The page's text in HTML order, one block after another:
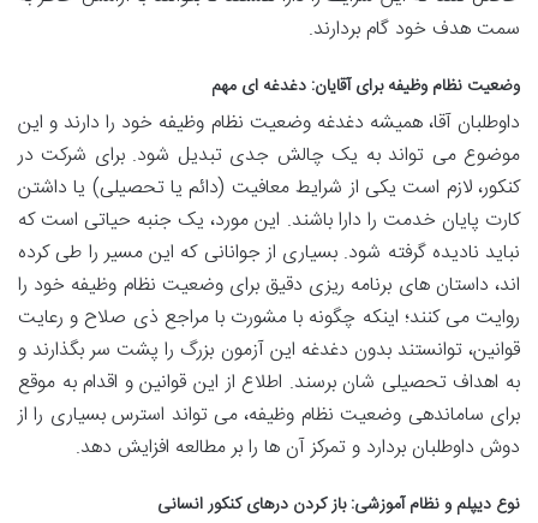
سمت هدف خود گام بردارند.
وضعیت نظام وظیفه برای آقایان: دغدغه ای مهم
داوطلبان آقا، همیشه دغدغه وضعیت نظام وظیفه خود را دارند و این
موضوع می تواند به یک چالش جدی تبدیل شود. برای شرکت در
کنکور، لازم است یکی از شرایط معافیت (دائم یا تحصیلی) یا داشتن
کارت پایان خدمت را دارا باشند. این مورد، یک جنبه حیاتی است که
نباید نادیده گرفته شود. بسیاری از جوانانی که این مسیر را طی کرده
اند، داستان های برنامه ریزی دقیق برای وضعیت نظام وظیفه خود را
روایت می کنند؛ اینکه چگونه با مشورت با مراجع ذی صلاح و رعایت
قوانین، توانستند بدون دغدغه این آزمون بزرگ را پشت سر بگذارند و
به اهداف تحصیلی شان برسند. اطلاع از این قوانین و اقدام به موقع
برای ساماندهی وضعیت نظام وظیفه، می تواند استرس بسیاری را از
دوش داوطلبان بردارد و تمرکز آن ها را بر مطالعه افزایش دهد.
نوع دیپلم و نظام آموزشی: باز کردن درهای کنکور انسانی